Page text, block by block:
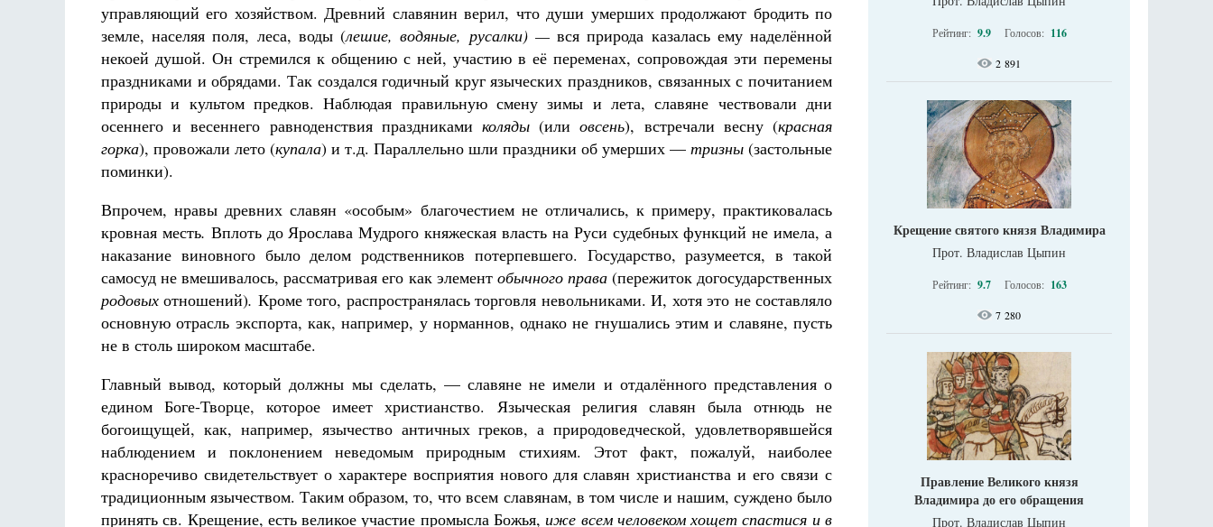
управляющий его хозяйством. Древний славянин верил, что души умерших продолжают бродить по
земле, населяя поля, леса, воды (лешие, водяные, русалки) —вся природа казалась ему наделённой
некоей душой. Он стремился к общению с ней, участию в её переменах, сопровождая эти перемены
праздниками и обрядами. Так создался годичный круг языческих праздников, связанных с почитанием
природы и культом предков. Наблюдая правильную смену зимы и лета, славяне чествовали дни
осеннего и весеннего равноденствия праздниками коляды (илиовсень), встречали весну (красная
горка), провожали лето (купала) и т.д. Параллельно шли праздники об умерших — тризны (застольные
поминки).
Впрочем, нравы древних славян «особым» благочестием не отличались, к примеру, практиковалась
кровная месть. Вплоть до Ярослава Мудрого княжеская власть на Руси судебных функций не имела, а
наказание виновного было делом родственников потерпевшего. Государство, разумеется, в такой
самосуд не вмешивалось, рассматривая его как элемент обычного права(пережиток догосударственных
родовых отношений). Кроме того, распространялась торговля невольниками. И, хотя это не составляло
основную отрасль экспорта, как, например, у норманнов, однако не гнушались этим и славяне, пусть
не в столь широком масштабе.
Главный вывод, который должны мы сделать, — славяне не имели и отдалённого представления о
едином Боге-Творце, которое имеет христианство. Языческая религия славян была отнюдь не
богоищущей, как, например, язычество античных греков, а природоведческой, удовлетворявшейся
наблюдением и поклонением неведомым природным стихиям. Этот факт, пожалуй, наиболее
красноречиво свидетельствует о характере восприятия нового для славян христианства и его связи с
традиционным язычеством. Таким образом, то, что всем славянам, в том числе и нашим, суждено было
принять св. Крещение, есть великое участие промысла Божья, иже всем человеком хощет спастися и в
Рейтинг: 9.9 Голосов: 116
2 891
Крещение святого князя Владимира
Прот. Владислав Цыпин
Рейтинг: 9.7 Голосов: 163
7 280
Правление Великого князя
Владимира до его обращения
Прот. Владислав Цыпин